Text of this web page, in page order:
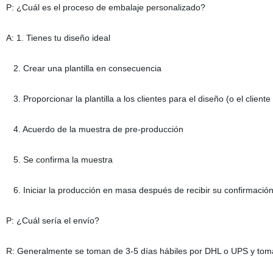
P: ¿Cuál es el proceso de embalaje personalizado?
A: 1. Tienes tu diseño ideal
2. Crear una plantilla en consecuencia
3. Proporcionar la plantilla a los clientes para el diseño (o el
4. Acuerdo de la muestra de pre-producción
5. Se confirma la muestra
6. Iniciar la producción en masa después de recibir su confirmación
P: ¿Cuál sería el envío?
R: Generalmente se toman de 3-5 días hábiles por DHL o UPS y